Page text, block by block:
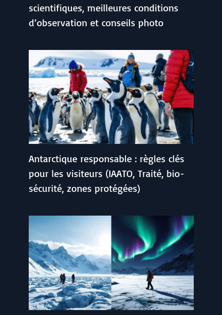
scientifiques, meilleures conditions
d’observation et conseils photo
Antarctique responsable : règles clés
pour les visiteurs (IAATO, Traité, bio-
sécurité, zones protégées)